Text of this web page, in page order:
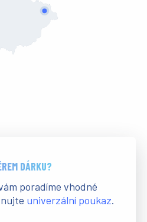
DÁRKU?
poradíme vhodné
univerzální poukaz.